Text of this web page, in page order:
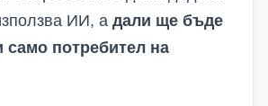
ИИ, а дали ще бъде
само потребител на